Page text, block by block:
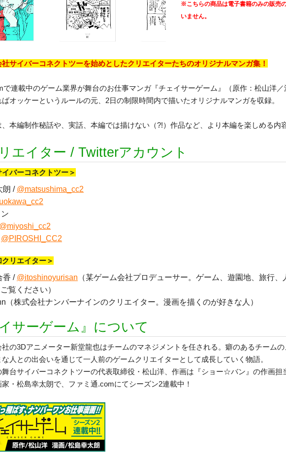
※こちらの商品は電子書籍のみの販売
いません。
サイバーコネクトツーを始めとしたクリエイターたちのオリジナルマンガ集！
で連載中のゲーム業界が舞台のお仕事マンガ『チェイサーゲーム』（原作：松山洋
オッケーというルールの元、2日の制限時間内で描いたオリジナルマンガを収録。
本編制作秘話や、実話、本編では描けない（?!）作品など、より本編を楽しめる内
エイター / Twitterアカウント
イバーコネクトツー＞
朗 / @matsushima_cc2
@miyoshi_cc2
@PIROSHI_CC2
リエイター＞
香 / @itoshinoyurisan （某ゲーム会社プロデューサー。ゲーム、遊園地、旅行
覧ください）
（株式会社ナンバーナインのクリエイター。漫画を描くのが好きな人）
イサーゲーム』について
の3Dアニメーター新堂龍也はチームのマネジメントを任される。癖のあるチーム
な人との出会いを通じて一人前のゲームクリエイターとして成長していく物語。
舞台サイバーコネクトツーの代表取締役・松山洋、作画は『ショー☆バン』の作画担
・松島幸太朗で、ファミ通.comにてシーズン2連載中！